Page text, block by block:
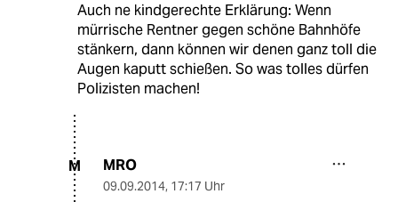
Auch ne kindgerechte Erklärung: Wenn
mürrische Rentner gegen schöne Bahnhöfe
stänkern, dann können wir denen ganz toll die
Augen kaputt schießen. So was tolles dürfen
Polizisten machen!
M MRO
09.09.2014, 17:17 Uhr